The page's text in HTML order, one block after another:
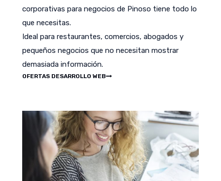
corporativas para negocios de Pinoso tiene todo lo
que necesitas.
Ideal para restaurantes, comercios, abogados y
pequeños negocios que no necesitan mostrar
demasiada información.
OFERTAS DESARROLLO WEB